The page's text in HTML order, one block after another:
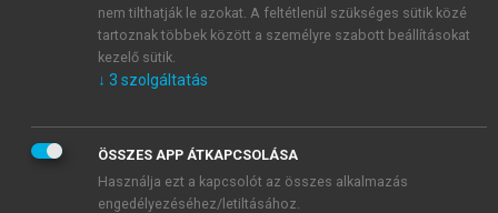
mersz.huoldalak licencszerződéseiben foglaltakat
tudomásul veszem és elfogadom.
KIPRÓBÁLOM
nem tilthatják le azokat. A feltétlenül szükséges sütik közé
tartoznak többek között a személyre szabott beállításokat
kezelő sütik.
↓ 3 szolgáltatás
ÖSSZES APP ÁTKAPCSOLÁSA
Használja ezt a kapcsolót az összes alkalmazás
engedélyezéséhez/letiltásához.